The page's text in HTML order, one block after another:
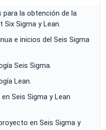
para la obtención de la
Six Sigma y Lean.
e inicios del Seis Sigma
Seis Sigma.
Lean.
Seis Sigma y Lean
en Seis Sigma y